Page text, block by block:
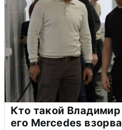
Кто такой
его Mercedes